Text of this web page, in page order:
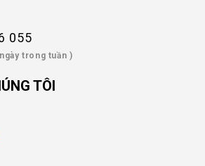
055
trong tuần )
TÔI